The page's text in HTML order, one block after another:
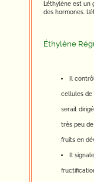
L’éthylène est
des hormones.
Éthylène
Il
cellules de
serait
très peu
fruits en
Il